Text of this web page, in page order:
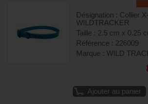
Désignation : Collier
WILDTRACKER
Taille : 2.5 cm x 0.25
Référence : 226009
Marque : WILD
Ajouter au panier